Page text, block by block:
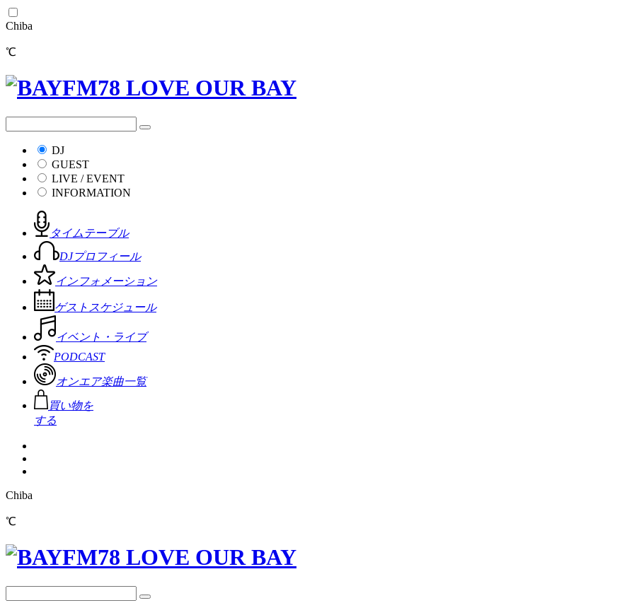
Chiba
℃
DJ
GUEST
LIVE / EVENT
INFORMATION
タイムテーブル
DJプロフィール
インフォメーション
ゲストスケジュール
イベント・ライブ
PODCAST
オンエア楽曲一覧
買い物を
する
Chiba
℃